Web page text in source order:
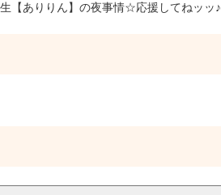
【ありりん】の夜事情☆応援してねッッ♪